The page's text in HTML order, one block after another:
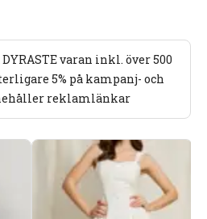
DYRASTE varan inkl. över 500
5% på kampanj- och
reklamlänkar